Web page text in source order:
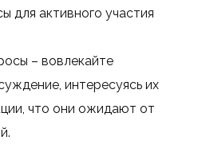
для активного участия
– вовлекайте
интересуясь их
что они ожидают от